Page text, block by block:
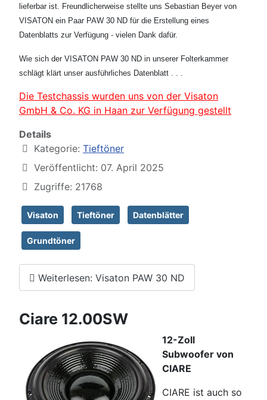
lieferbar ist. Freundlicherweise stellte uns Sebastian Beyer von
VISATON ein Paar PAW 30 ND für die Erstellung eines
Datenblatts zur Verfügung - vielen Dank dafür.
Wie sich der VISATON PAW 30 ND in unserer Folterkammer
schlägt klärt unser ausführliches Datenblatt . . .
Die Testchassis wurden uns von der Visaton
GmbH & Co. KG in Haan zur Verfügung gestellt
Details
Kategorie: Tieftöner
Veröffentlicht: 07. April 2025
Zugriffe: 21768
Visaton Tieftöner Datenblätter
Grundtöner
Weiterlesen: Visaton PAW 30 ND
Ciare 12.00SW
12-Zoll
Subwoofer von
CIARE
CIARE ist auch so